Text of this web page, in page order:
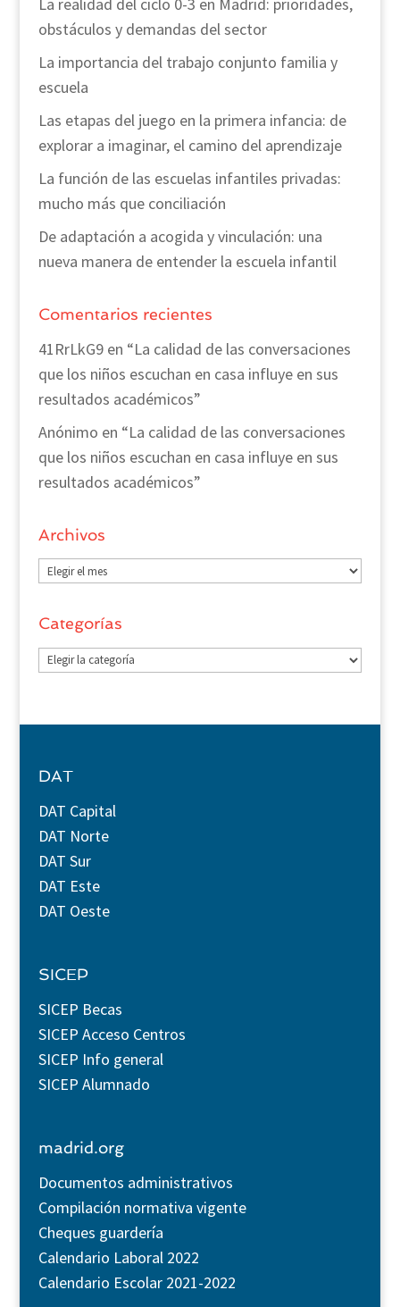
obstáculos y demandas del sector
La importancia del trabajo conjunto familia y
escuela
Las etapas del juego en la primera infancia: de
explorar a imaginar, el camino del aprendizaje
La función de las escuelas infantiles privadas:
mucho más que conciliación
De adaptación a acogida y vinculación: una
nueva manera de entender la escuela infantil
Comentarios recientes
41RrLkG9en “La calidad de las conversaciones
que los niños escuchan en casa influye en sus
resultados académicos”
Anónimo en “La calidad de las conversaciones
que los niños escuchan en casa influye en sus
resultados académicos”
Archivos
Archivos
Categorías
Categorías
DAT
DAT Capital
DAT Norte
DAT Sur
DAT Este
DAT Oeste
SICEP
SICEP Becas
SICEP Acceso Centros
SICEP Info general
SICEP Alumnado
madrid.org
Documentos administrativos
Compilación normativa vigente
Cheques guardería
Calendario Laboral 2022
Calendario Escolar 2021-2022